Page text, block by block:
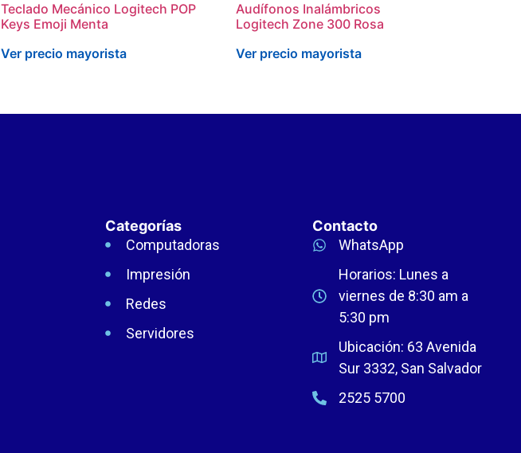
Teclado Mecánico Logitech POP
Keys Emoji Menta
Ver precio mayorista
Audífonos Inalámbricos
Logitech Zone 300 Rosa
Ver precio mayorista
Categorías
Computadoras
Impresión
Redes
Servidores
Contacto
WhatsApp
Horarios: Lunes a
viernes de 8:30 am a
5:30 pm
Ubicación: 63 Avenida
Sur 3332, San Salvador
2525 5700